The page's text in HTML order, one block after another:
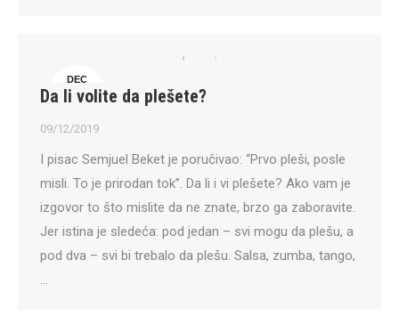
DEC
9
Da li volite da plešete?
09/12/2019
I pisac Semjuel Beket je poručivao: “Prvo pleši, posle
misli. To je prirodan tok”. Da li i vi plešete? Ako vam je
izgovor to što mislite da ne znate, brzo ga zaboravite.
Jer istina je sledeća: pod jedan – svi mogu da plešu, a
pod dva – svi bi trebalo da plešu. Salsa, zumba, tango,
…